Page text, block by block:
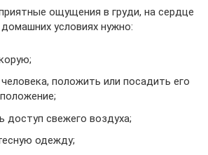
ощущения в груди, на сердце
условиях нужно:
положить или посадить его
доступ свежего воздуха;
одежду;